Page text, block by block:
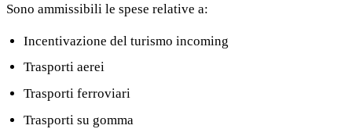
Sono ammissibili le spese relative a:
Incentivazione del turismo incoming
Trasporti aerei
Trasporti ferroviari
Trasporti su gomma